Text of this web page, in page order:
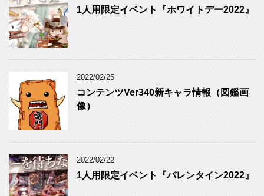
1人用限定イベント『ホワイトデー2022』
2022/02/25
コンテンツVer340新キャラ情報（図鑑画
像）
2022/02/22
1人用限定イベント『バレンタイン2022』